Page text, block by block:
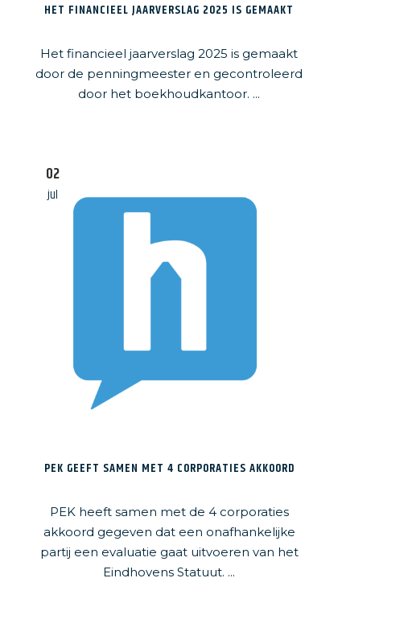
HET FINANCIEEL JAARVERSLAG 2025 IS GEMAAKT
Het financieel jaarverslag 2025 is gemaakt
door de penningmeester en gecontroleerd
door het boekhoudkantoor. ...
02
jul
PEK GEEFT SAMEN MET 4 CORPORATIES AKKOORD
PEK heeft samen met de 4 corporaties
akkoord gegeven dat een onafhankelijke
partij een evaluatie gaat uitvoeren van het
Eindhovens Statuut. ...